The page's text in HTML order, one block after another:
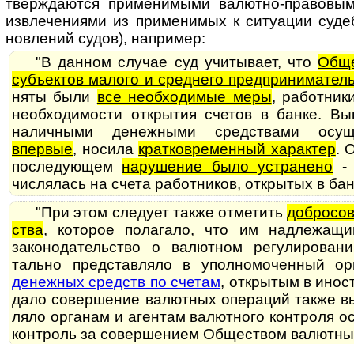
тверж­даются при­ме­ни­мы­ми валютно-­
извле­чени­ями из при­ме­нимых к ситу­ации
новле­ний судов), например:
"В данном случае суд учитывает, что
субъ­ек­тов малого и сред­него
няты были все необхо­димые меры,
необхо­димости откры­тия сче­тов в банке.
налич­ными денеж­ными сред­ст­вами
впервые, носила кратко­времен­ный харак­тер.
по­с­ле­ду­ю­щем нару­шение было устра­нено -
числя­лась на счета работ­ников, откры­тых в
"При этом следует также отме­тить
ства, кото­рое пола­гало, что им
законо­датель­ство о валют­ном
тально пред­став­ляло в упол­номо­чен­ный
денеж­ных средств по сче­там, откры­тым в
дало совер­шение валют­ных опера­ций также
ляло орга­нам и аген­там валют­ного конт­роля
конт­роль за совер­шением Обще­ством